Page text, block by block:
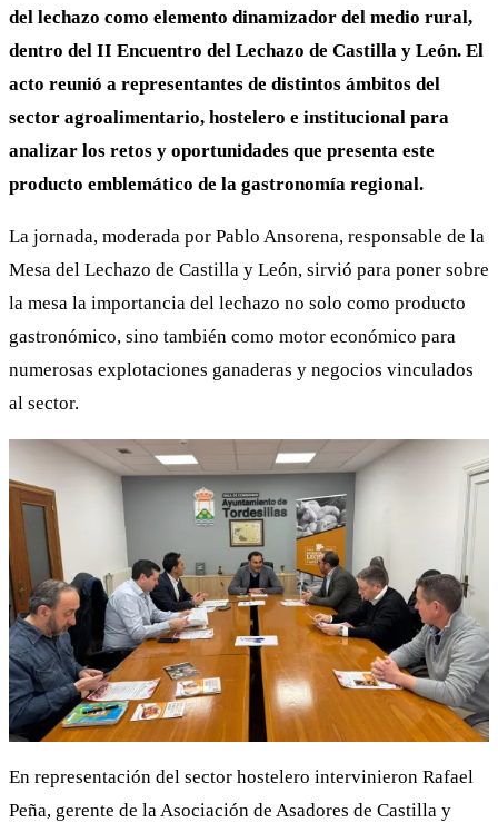
del lechazo como elemento dinamizador del medio rural,
dentro del II Encuentro del Lechazo de Castilla y León. El
acto reunió a representantes de distintos ámbitos del
sector agroalimentario, hostelero e institucional para
analizar los retos y oportunidades que presenta este
producto emblemático de la gastronomía regional.
La jornada, moderada por Pablo Ansorena, responsable de la
Mesa del Lechazo de Castilla y León, sirvió para poner sobre
la mesa la importancia del lechazo no solo como producto
gastronómico, sino también como motor económico para
numerosas explotaciones ganaderas y negocios vinculados
al sector.
En representación del sector hostelero intervinieron Rafael
Peña, gerente de la Asociación de Asadores de Castilla y